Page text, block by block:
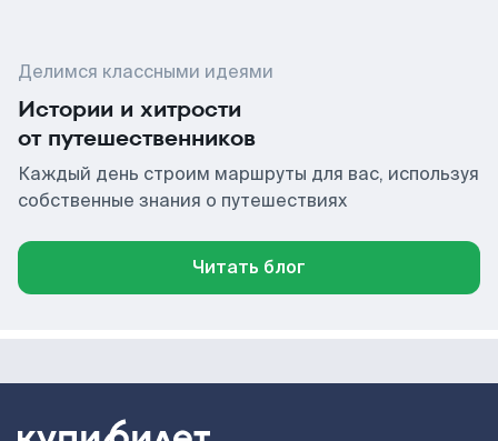
Делимся классными идеями
Истории и хитрости
от путешественников
Каждый день строим маршруты для вас, используя
собственные знания о путешествиях
Читать блог